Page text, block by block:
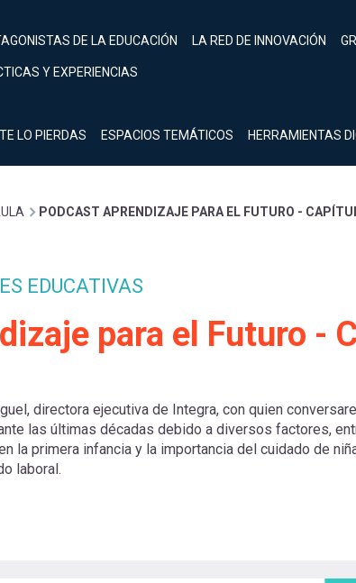
DE LA EDUCACIÓN LA RED DE INNOVACIÓN
Y EXPERIENCIAS
LO PIERDAS ESPACIOS TEMÁTICOS HERRAMIENTAS
PODCAST APRENDIZAJE PARA EL FUTURO -
EDUCATIVAS
para el Futuro -
directora ejecutiva de Integra, con quien
las últimas décadas debido a diversos factores,
la primera infancia y la importancia del cuidado de
laboral.